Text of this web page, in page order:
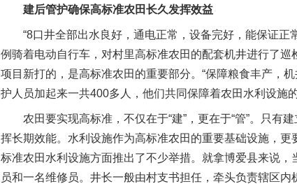
建后管护确保高标准农田长久发挥效益
“8口井全部出水良好，通电正常，设备完好，能保证正
例骑着电动自行车，对村里高标准农田的配套机井进行了
项目新打的，是高标准农田的重要部分。“保障粮食丰产，
护人员加起来一共400多人，他们共同保障着农田水利设施
农田要实现高标准，不仅在于“建”，更在于“管”。只有
挥长期效能。水利设施作为高标准农田的重要基础设施，
标准农田水利设施方面推出了不少举措。就拿博爱县来说
员和一名维修员。井长一般由村支书担任，牵头负责辖区